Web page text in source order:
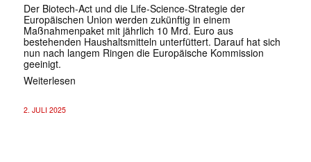
Der Biotech-Act und die Life-Science-Strategie der
Europäischen Union werden zukünftig in einem
Maßnahmenpaket mit jährlich 10 Mrd. Euro aus
bestehenden Haushaltsmitteln unterfüttert. Darauf hat sich
nun nach langem Ringen die Europäische Kommission
geeinigt.
Weiterlesen
2. JULI 2025